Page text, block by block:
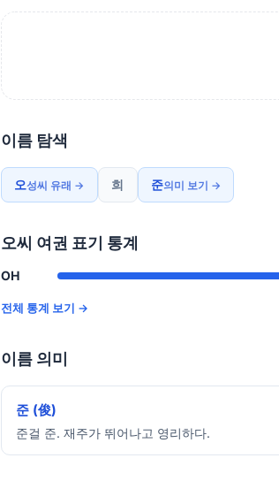
이름 탐색
오성씨 유래 → 희 준의미 보기 →
오씨 여권 표기 통계
OH
전체 통계 보기 →
이름 의미
준 (俊)
준걸 준. 재주가 뛰어나고 영리하다.